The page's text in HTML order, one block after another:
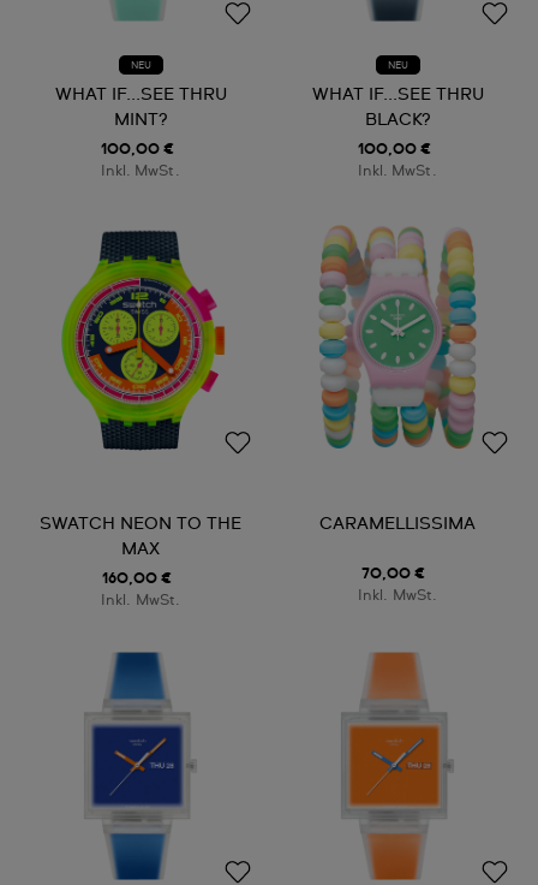
NEU
WHAT IF...SEE THRU
MINT?
100,00 €
Inkl. MwSt.
NEU
WHAT IF...SEE THRU
BLACK?
100,00 €
Inkl. MwSt.
SWATCH NEON TO THE
MAX
160,00 €
Inkl. MwSt.
CARAMELLISSIMA
70,00 €
Inkl. MwSt.